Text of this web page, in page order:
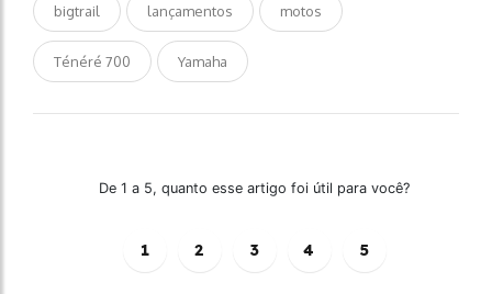
bigtrail lançamentos motos
Ténéré 700 Yamaha
De 1 a 5, quanto esse artigo foi útil para você?
1 2 3 4 5